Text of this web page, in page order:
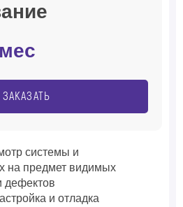
ЗАКАЗАТЬ
системы и
на предмет видимых
дефектов
и отладка